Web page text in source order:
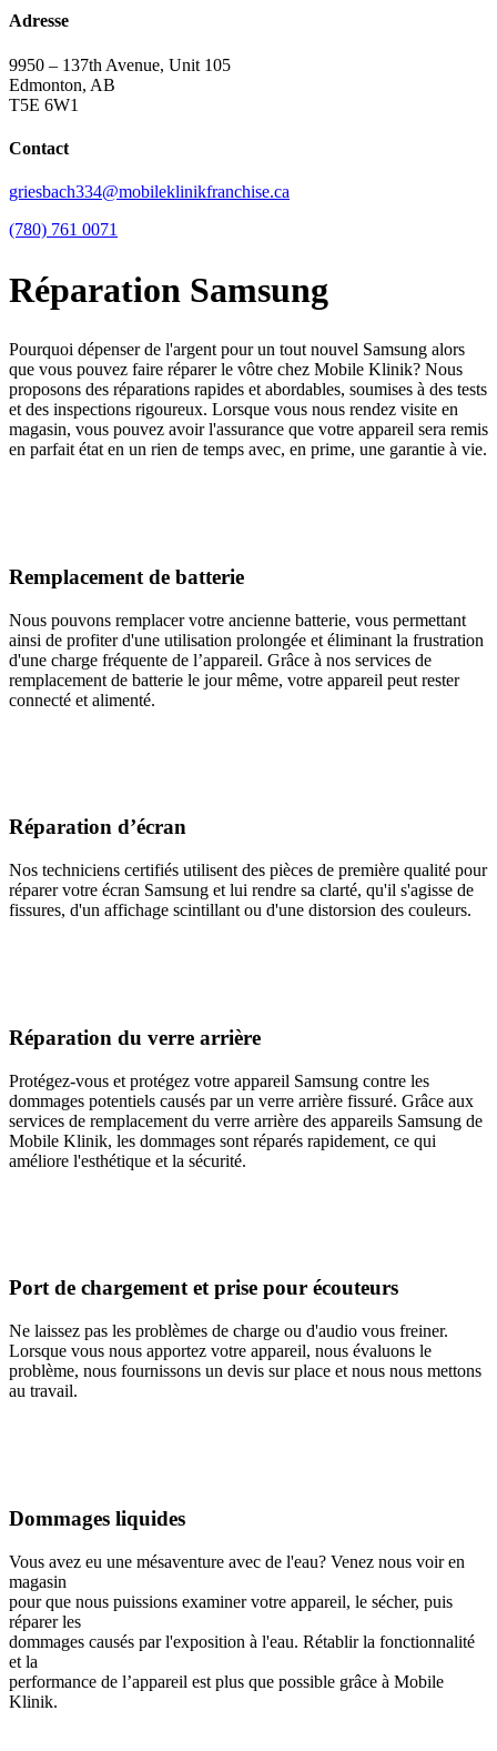
Adresse
9950 – 137th Avenue, Unit 105
Edmonton, AB
T5E 6W1
Contact
griesbach334@mobileklinikfranchise.ca
(780) 761 0071
Réparation Samsung
Pourquoi dépenser de l'argent pour un tout nouvel Samsung alors
que vous pouvez faire réparer le vôtre chez Mobile Klinik? Nous
proposons des réparations rapides et abordables, soumises à des tests
et des inspections rigoureux. Lorsque vous nous rendez visite en
magasin, vous pouvez avoir l'assurance que votre appareil sera remis
en parfait état en un rien de temps avec, en prime, une garantie à vie.
Remplacement de batterie
Nous pouvons remplacer votre ancienne batterie, vous permettant
ainsi de profiter d'une utilisation prolongée et éliminant la frustration
d'une charge fréquente de l’appareil. Grâce à nos services de
remplacement de batterie le jour même, votre appareil peut rester
connecté et alimenté.
Réparation d’écran
Nos techniciens certifiés utilisent des pièces de première qualité pour
réparer votre écran Samsung et lui rendre sa clarté, qu'il s'agisse de
fissures, d'un affichage scintillant ou d'une distorsion des couleurs.
Réparation du verre arrière
Protégez-vous et protégez votre appareil Samsung contre les
dommages potentiels causés par un verre arrière fissuré. Grâce aux
services de remplacement du verre arrière des appareils Samsung de
Mobile Klinik, les dommages sont réparés rapidement, ce qui
améliore l'esthétique et la sécurité.
Port de chargement et prise pour écouteurs
Ne laissez pas les problèmes de charge ou d'audio vous freiner.
Lorsque vous nous apportez votre appareil, nous évaluons le
problème, nous fournissons un devis sur place et nous nous mettons
au travail.
Dommages liquides
Vous avez eu une mésaventure avec de l'eau? Venez nous voir en
magasin
pour que nous puissions examiner votre appareil, le sécher, puis
réparer les
dommages causés par l'exposition à l'eau. Rétablir la fonctionnalité
et la
performance de l’appareil est plus que possible grâce à Mobile
Klinik.